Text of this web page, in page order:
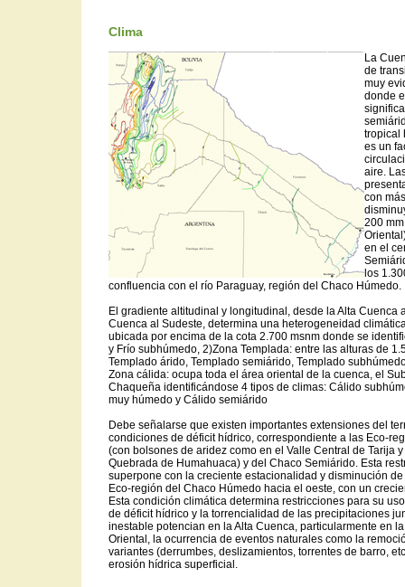
Clima
La
de
muy
donde
tropical
es un
aire.
con
200
en el
los
confluencia con el río Paraguay, región del Chaco Húmedo.
El gradiente altitudinal y longitudinal, desde la Alta Cuenca
Cuenca al Sudeste, determina una heterogeneidad
ubicada por encima de la cota 2.700 msnm donde se
y Frío subhúmedo, 2)Zona Templada: entre las alturas de
Templado árido, Templado semiárido, Templado
Zona cálida: ocupa toda el área oriental de la cuenca, el
Chaqueña identificándose 4 tipos de climas: Cálido
muy húmedo y Cálido semiárido
Debe señalarse que existen importantes extensiones del
condiciones de déficit hídrico, correspondiente a las Eco-
(con bolsones de aridez como en el Valle Central de Tarija
Quebrada de Humahuaca) y del Chaco Semiárido. Esta
superpone con la creciente estacionalidad y disminución
Eco-región del Chaco Húmedo hacia el oeste, con un
Esta condición climática determina restricciones para su
de déficit hídrico y la torrencialidad de las precipitaciones
inestable potencian en la Alta Cuenca, particularmente en
Oriental, la ocurrencia de eventos naturales como la
variantes (derrumbes, deslizamientos, torrentes de barro,
erosión hídrica superficial.